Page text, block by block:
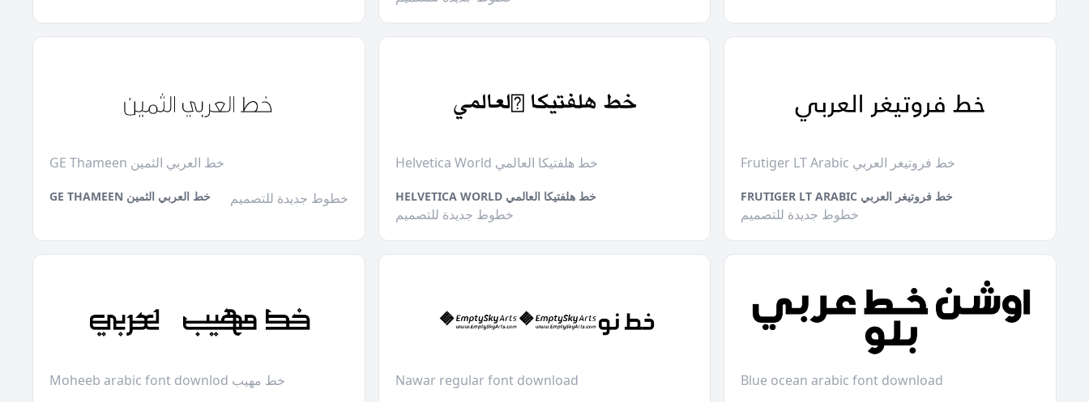
GE Thameen خط العربي الثمين
GE THAMEEN خط العربي الثمين خطوط جديدة للتصميم
Helvetica World خط هلفتيكا العالمي
HELVETICA WORLD خط هلفتيكا العالمي
خطوط جديدة للتصميم
Frutiger LT Arabic خط فروتيغر العربي
FRUTIGER LT ARABIC خط فروتيغر العربي
خطوط جديدة للتصميم
Moheeb arabic font downlod خط مهيب Nawar regular font download Blue ocean arabic font download